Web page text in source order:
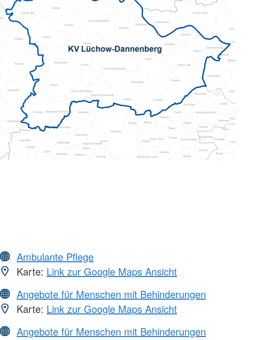
Ambulante Pflege
Karte: Link zur Google Maps Ansicht
Angebote für Menschen mit Behinderungen
Karte: Link zur Google Maps Ansicht
Angebote für Menschen mit Behinderungen